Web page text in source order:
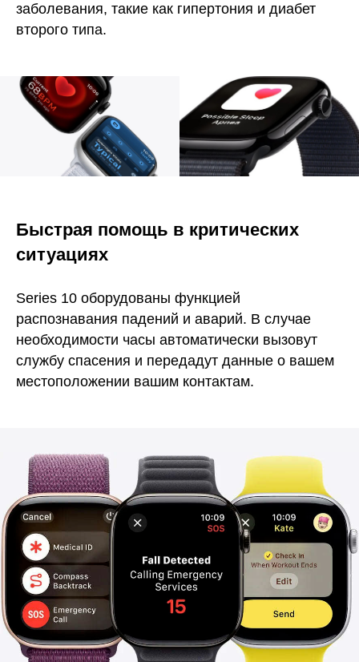
заболевания, такие как гипертония и диабет
второго типа.
Быстрая помощь в критических
ситуациях
Series 10 оборудованы функцией
распознавания падений и аварий. В случае
необходимости часы автоматически вызовут
службу спасения и передадут данные о вашем
местоположении вашим контактам.